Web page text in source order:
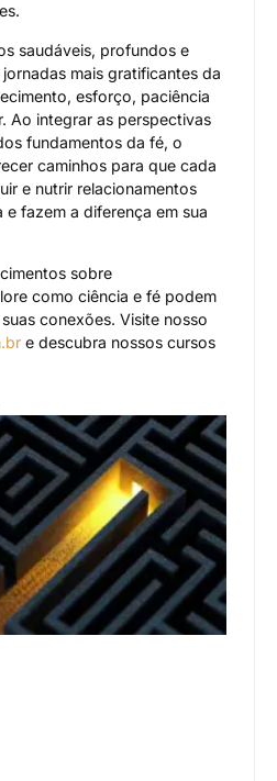
saudáveis, profundos e
mais gratificantes da
esforço, paciência
Ao integrar as perspectivas
fundamentos da fé, o
caminhos para que cada
e nutrir relacionamentos
e fazem a diferença em sua
sobre
como ciência e fé podem
conexões. Visite nosso
e descubra nossos cursos